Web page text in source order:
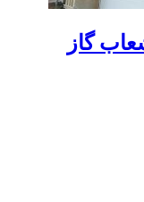
گاز